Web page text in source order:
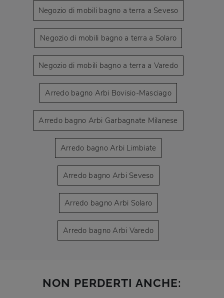
Negozio di mobili bagno a terra a Seveso
Negozio di mobili bagno a terra a Solaro
Negozio di mobili bagno a terra a Varedo
Arredo bagno Arbi Bovisio-Masciago
Arredo bagno Arbi Garbagnate Milanese
Arredo bagno Arbi Limbiate
Arredo bagno Arbi Seveso
Arredo bagno Arbi Solaro
Arredo bagno Arbi Varedo
NON PERDERTI ANCHE: